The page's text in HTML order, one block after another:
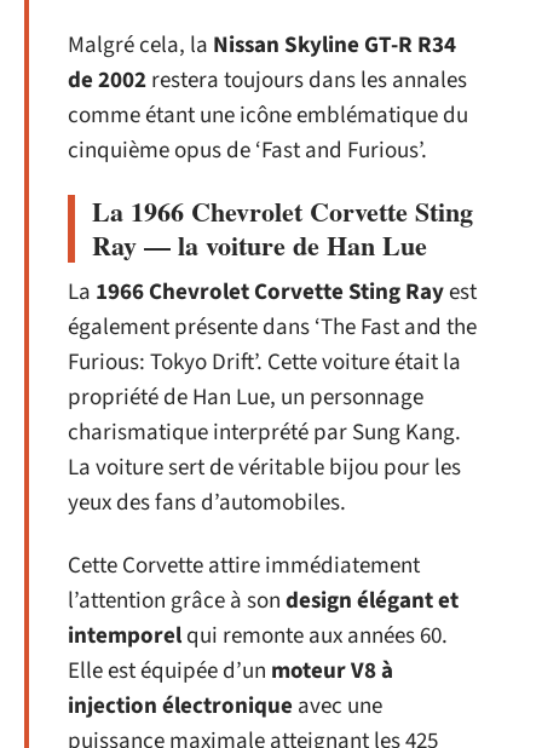
Malgré cela, la Nissan Skyline GT-R R34
de 2002restera toujours dans les annales
comme étant une icône emblématique du
cinquième opus de ‘Fast and Furious’.
La 1966 Chevrolet Corvette Sting
Ray — la voiture de Han Lue
La 1966 Chevrolet Corvette Sting Rayest
également présente dans ‘The Fast and the
Furious: Tokyo Drift’. Cette voiture était la
propriété de Han Lue, un personnage
charismatique interprété par Sung Kang.
La voiture sert de véritable bijou pour les
yeux des fans d’automobiles.
Cette Corvette attire immédiatement
l’attention grâce à sondesign élégant et
intemporelqui remonte aux années 60.
Elle est équipée d’un moteur V8 à
injection électronique avec une
puissance maximale atteignant les 425